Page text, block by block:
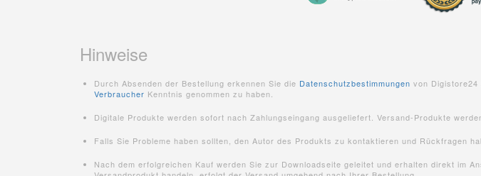
Hinweise
Durch Absenden der Bestellung erkennen Sie die Datenschutzbestimmungen von
Verbraucher Kenntnis genommen zu haben.
Digitale Produkte werden sofort nach Zahlungseingang ausgeliefert. Versand-Produkte
Falls Sie Probleme haben sollten, den Autor des Produkts zu kontaktieren und Rückfragen
Nach dem erfolgreichen Kauf werden Sie zur Downloadseite geleitet und erhalten direkt im